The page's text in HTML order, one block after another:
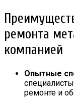
ремонта
компанией
Опытные
ремонте и